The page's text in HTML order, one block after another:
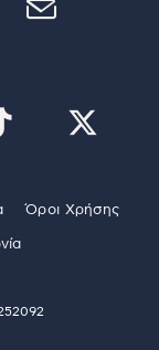
Όροι Χρήσης